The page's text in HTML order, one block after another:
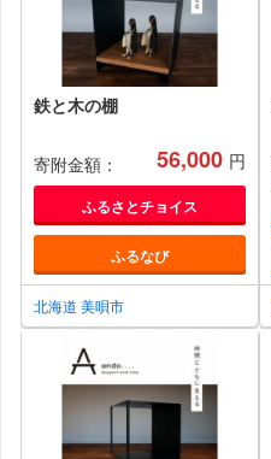
鉄と木の棚
寄附金額： 56,000 円
ふるさとチョイス
ふるなび
北海道 美唄市